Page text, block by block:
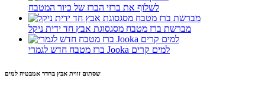
לשלוף את ברזי הברז של כיור המטבח
מברשת ברז מטבח מסגסוגת אבץ חד ידית ניקל
ברז מטבח חדש לגמרי Jooka למים קרים
שסתום זווית אבץ בחדר אמבטיה למים